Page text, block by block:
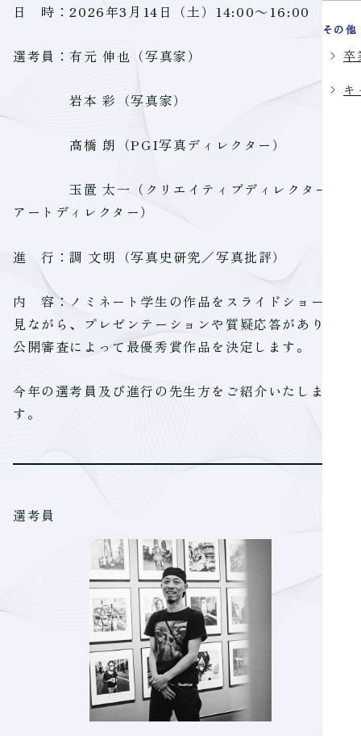
その他
卒
キ
日 時：2026年3月14日（土）14:00～16:00
選考員：有元 伸也（写真家）
岩本 彩（写真家）
高橋 朗（PGI写真ディレクター）
玉置 太一（クリエイティブディレクター／
アートディレクター）
進 行：調 文明（写真史研究／写真批評）
内 容：ノミネート学生の作品をスライドショーで
見ながら、プレゼンテーションや質疑応答があり、
公開審査によって最優秀賞作品を決定します。
今年の選考員及び進行の先生方をご紹介いたしま
す。
選考員